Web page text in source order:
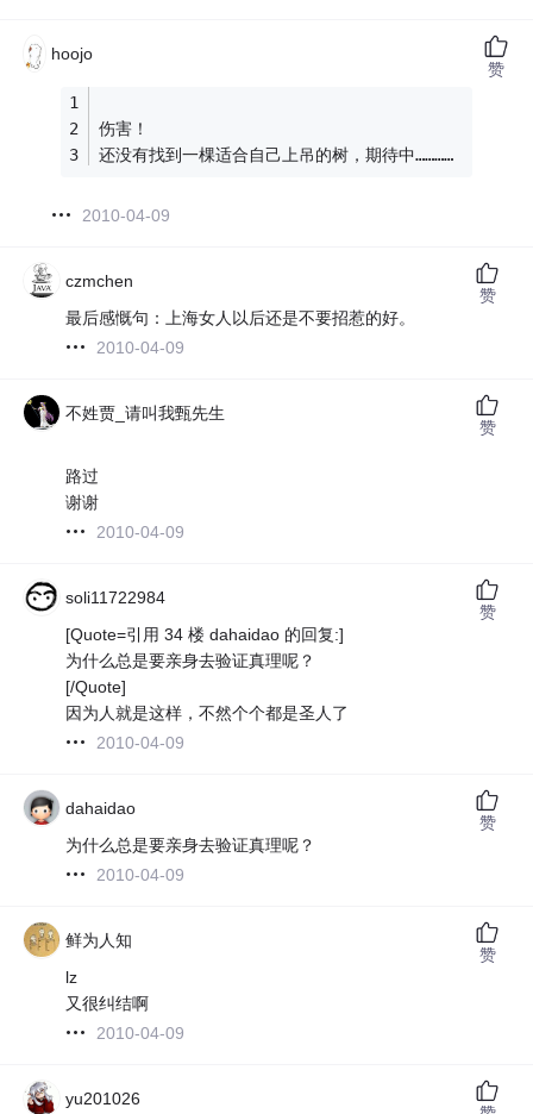
hoojo
伤害！
还没有找到一棵适合自己上吊的树，期待中…………
2010-04-09
赞
czmchen
最后感慨句：上海女人以后还是不要招惹的好。
2010-04-09
赞
不姓贾_请叫我甄先生
路过
谢谢
2010-04-09
赞
soli11722984
[Quote=引用 34 楼 dahaidao 的回复:]
为什么总是要亲身去验证真理呢？
[/Quote]
因为人就是这样，不然个个都是圣人了
2010-04-09
赞
dahaidao
为什么总是要亲身去验证真理呢？
2010-04-09
赞
鲜为人知
lz
又很纠结啊
2010-04-09
赞
yu201026